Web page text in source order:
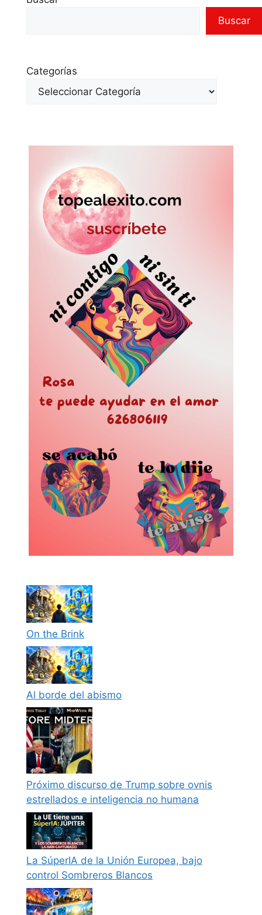
Buscar
Categorías
On the Brink
Al borde del abismo
Próximo discurso de Trump sobre ovnis
estrellados e inteligencia no humana
La SúperIA de la Unión Europea, bajo
control Sombreros Blancos